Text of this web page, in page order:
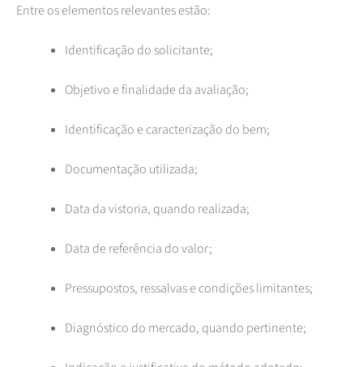
Entre os elementos relevantes estão:
Identificação do solicitante;
Objetivo e finalidade da avaliação;
Identificação e caracterização do bem;
Documentação utilizada;
Data da vistoria, quando realizada;
Data de referência do valor;
Pressupostos, ressalvas e condições limitantes;
Diagnóstico do mercado, quando pertinente;